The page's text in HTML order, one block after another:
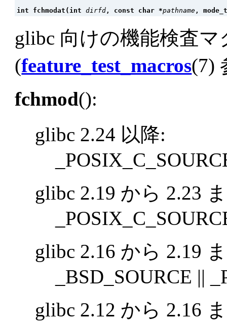
int fchmodat(int dirfd , const char *pathname ,
glibc 向けの機能検査
(feature_test_macros(7)
fchmod():
glibc 2.24 以降:
glibc 2.19 から 2.23
glibc 2.16 から 2.19
_BSD_SOURCE ||
glibc 2.12 から 2.16